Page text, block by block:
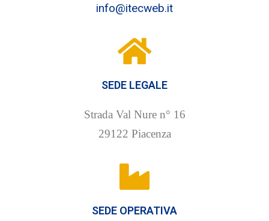
info@itecweb.it
SEDE LEGALE
Strada Val Nure n° 16
29122 Piacenza
SEDE OPERATIVA